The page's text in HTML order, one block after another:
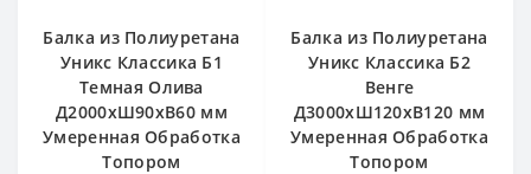
Балка из Полиуретана
Уникс Классика Б1
Темная Олива
Д2000хШ90хВ60 мм
Умеренная Обработка
Топором
Балка из Полиуретана
Уникс Классика Б2
Венге
Д3000хШ120хВ120 мм
Умеренная Обработка
Топором